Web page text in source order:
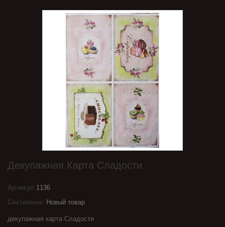
Декупажная Карта Сладости
Артикул 1136
Состояние: Новый товар
декупажная карта Сладости